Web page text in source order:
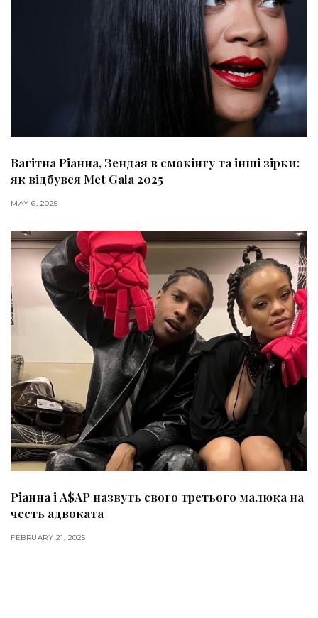
Вагітна Ріанна, Зендая в смокінгу та інші зірки:
як відбувся Met Gala 2025
MAY 6, 2025
Ріанна і A$AP назвуть свого третього малюка на
честь адвоката
FEBRUARY 21, 2025